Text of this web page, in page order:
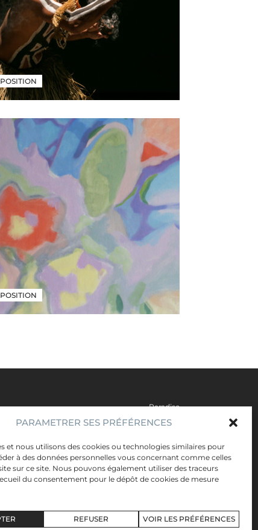
PARAMETRER SES PRÉFÉRENCES
et nous utilisons des cookies ou technologies similaires pour
à des données personnelles vous concernant comme celles
sur ce site. Nous pouvons également utiliser des traceurs
du consentement pour le dépôt de cookies de mesure
REFUSER VOIR LES PRÉFÉRENCES
Paradise
Artistes
Publics
Mentions légales
Newsletter